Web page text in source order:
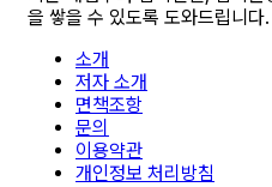
을 쌓을 수 있도록 도와드립니다.
소개
저자 소개
면책조항
문의
이용약관
개인정보 처리방침